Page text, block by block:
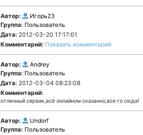
Автор:
Игорь23
Группа: Пользователь
Дата: 2012-03-20 17:17:01
Комментарий: Показать комментарий
Автор:
Andrey
Группа: Пользователь
Дата: 2012-03-04 08:23:08
Комментарий:
отличный сервак,всё онлайном сказанно,все го сюда!
Автор:
Undorf
Группа: Пользователь